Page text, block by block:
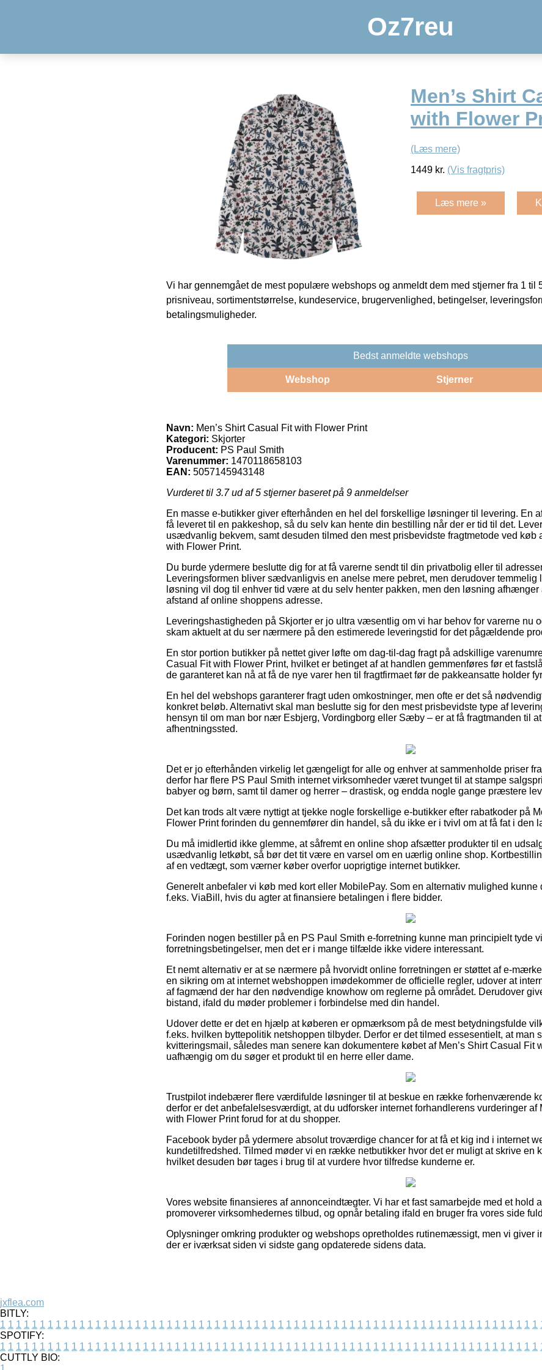
Oz7reu
Men’s Shirt
with Flower
(Læs mere)
1449 kr. (Vis fragtpris)
Læs mere »
Vi har gennemgået de mest populære webshops og anmeldt dem med stjerner fra 1 til
prisniveau, sortimentstørrelse, kundeservice, brugervenlighed, betingelser,
betalingsmuligheder.
Bedst anmeldte webshops
Webshop Stjerner
Navn: Men’s Shirt Casual Fit with Flower Print
Kategori: Skjorter
Producent: PS Paul Smith
Varenummer: 1470118658103
EAN: 5057145943148
Vurderet til 3.7ud af 5 stjerner baseret på 9 anmeldelser
En masse e-butikker giver efterhånden en hel del forskellige løsninger til levering. En
få leveret til en pakkeshop, så du selv kan hente din bestilling når der er tid til det.
usædvanlig bekvem, samt desuden tilmed den mest prisbevidste fragtmetode ved køb
with Flower Print.
Du burde ydermere beslutte dig for at få varerne sendt til din privatbolig eller til
Leveringsformen bliver sædvanligvis en anelse mere pebret, men derudover temmelig
løsning vil dog til enhver tid være at du selv henter pakken, men den løsning
afstand af online shoppens adresse.
Leveringshastigheden på Skjorter er jo ultra væsentlig om vi har behov for varerne nu
skam aktuelt at du ser nærmere på den estimerede leveringstid for det pågældende
En stor portion butikker på nettet giver løfte om dag-til-dag fragt på adskillige
Casual Fit with Flower Print, hvilket er betinget af at handlen gemmenføres før et
de garanteret kan nå at få de nye varer hen til fragtfirmaet før de pakkeansatte holder
En hel del webshops garanterer fragt uden omkostninger, men ofte er det så
konkret beløb. Alternativt skal man beslutte sig for den mest prisbevidste type af
hensyn til om man bor nær Esbjerg, Vordingborg eller Sæby – er at få fragtmanden til
afhentningssted.
Det er jo efterhånden virkelig let gængeligt for alle og enhver at sammenholde priser
derfor har flere PS Paul Smith internet virksomheder været tvunget til at stampe
babyer og børn, samt til damer og herrer – drastisk, og endda nogle gange præstere
Det kan trods alt være nyttigt at tjekke nogle forskellige e-butikker efter rabatkoder på
Flower Print forinden du gennemfører din handel, så du ikke er i tvivl om at få fat i den
Du må imidlertid ikke glemme, at såfremt en online shop afsætter produkter til en
usædvanlig letkøbt, så bør det tit være en varsel om en uærlig online shop.
af en vedtægt, som værner køber overfor uoprigtige internet butikker.
Generelt anbefaler vi køb med kort eller MobilePay. Som en alternativ mulighed kunne
f.eks. ViaBill, hvis du agter at finansiere betalingen i flere bidder.
Forinden nogen bestiller på en PS Paul Smith e-forretning kunne man principielt tyde
forretningsbetingelser, men det er i mange tilfælde ikke videre interessant.
Et nemt alternativ er at se nærmere på hvorvidt online forretningen er støttet af e-
en sikring om at internet webshoppen imødekommer de officielle regler, udover at
af fagmænd der har den nødvendige knowhow om reglerne på området. Derudover
bistand, ifald du møder problemer i forbindelse med din handel.
Udover dette er det en hjælp at køberen er opmærksom på de mest betydningsfulde
f.eks. hvilken byttepolitik netshoppen tilbyder. Derfor er det tilmed essesentielt, at man
kvitteringsmail, således man senere kan dokumentere købet af Men’s Shirt Casual Fit
uafhængig om du søger et produkt til en herre eller dame.
Trustpilot indebærer flere værdifulde løsninger til at beskue en række forhenværende
derfor er det anbefalelsesværdigt, at du udforsker internet forhandlerens vurderinger af
with Flower Print forud for at du shopper.
Facebook byder på ydermere absolut troværdige chancer for at få et kig ind i internet
kundetilfredshed. Tilmed møder vi en række netbutikker hvor det er muligt at skrive en
hvilket desuden bør tages i brug til at vurdere hvor tilfredse kunderne er.
Vores website finansieres af annonceindtægter. Vi har et fast samarbejde med et hold
promoverer virksomhedernes tilbud, og opnår betaling ifald en bruger fra vores side
Oplysninger omkring produkter og webshops opretholdes rutinemæssigt, men vi giver
der er iværksat siden vi sidste gang opdaterede sidens data.
jxflea.com
BITLY:
1 1 1 1 1 1 1 1 1 1 1 1 1 1 1 1 1 1 1 1 1 1 1 1 1 1 1 1 1 1 1 1 1 1 1 1 1 1 1 1 1 1 1 1 1 1 1 1 1 1 1 1 1 1 1 1 1 1 1 1 1 1 1 1 1 1 1 1
SPOTIFY:
1 1 1 1 1 1 1 1 1 1 1 1 1 1 1 1 1 1 1 1 1 1 1 1 1 1 1 1 1 1 1 1 1 1 1 1 1 1 1 1 1 1 1 1 1 1 1 1 1 1 1 1 1 1 1 1 1 1 1 1 1 1 1 1 1 1 1 1
CUTTLY BIO: